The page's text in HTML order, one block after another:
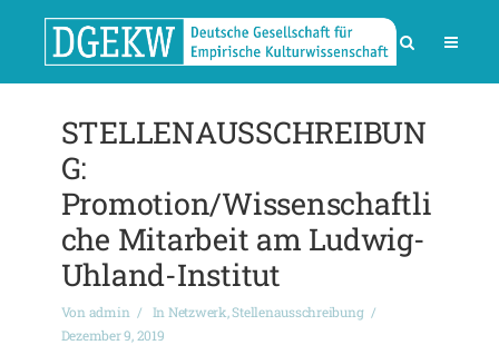
STELLENAUSSCHREIBUN
G:
Promotion/Wissenschaftli
che Mitarbeit am Ludwig-
Uhland-Institut
Von admin In Netzwerk,Stellenausschreibung
Dezember 9, 2019